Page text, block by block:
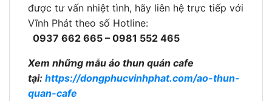
được tư vấn nhiệt tình, hãy liên hệ trực tiếp với
Vĩnh Phát theo số Hotline:
0937 662 665 – 0981 552 465
Xem những mẫu áo thun quán cafe
tại: https://dongphucvinhphat.com/ao-thun-
quan-cafe